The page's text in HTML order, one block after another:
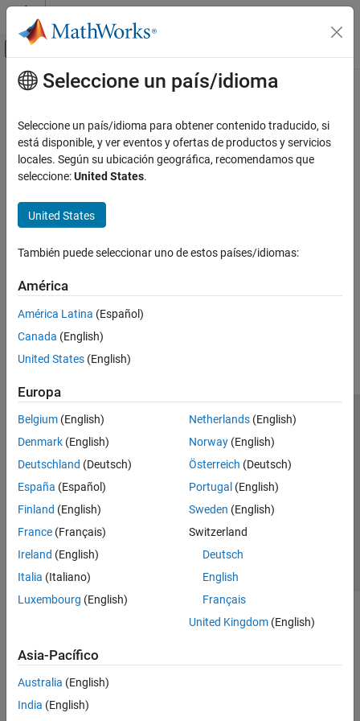
Saltar al contenido
Mostrar/ocultar menú de navegación
Inicio de Documentación
Contenido principal
¿Qué tan útil fue esta traducción?
Seleccione un país/idioma
Seleccione un país/idioma para obtener contenido traducido, si
está disponible, y ver eventos y ofertas de productos y servicios
locales. Según su ubicación geográfica, recomendamos que
seleccione:United States.
United States
También puede seleccionar uno de estos países/idiomas:
América
América Latina (Español)
Canada (English)
United States (English)
Europa
Belgium (English)
Denmark (English)
Deutschland (Deutsch)
España (Español)
Finland (English)
France (Français)
Ireland (English)
Italia (Italiano)
Luxembourg (English)
Netherlands(English)
Norway(English)
Österreich (Deutsch)
Portugal (English)
Sweden (English)
Switzerland
Deutsch
English
Français
United Kingdom(English)
Asia-Pacífico
Australia (English)
India (English)
Centro de confianza
Marcas comerciales
Política de privacidad
Antipiratería
Estado de las aplicaciones
Información de contacto
© 1994-2026 The MathWorks, Inc.